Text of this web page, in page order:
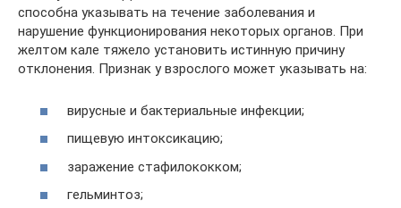
способна указывать на течение заболевания и
нарушение функционирования некоторых органов. При
желтом кале тяжело установить истинную причину
отклонения. Признак у взрослого может указывать на:
вирусные и бактериальные инфекции;
пищевую интоксикацию;
заражение стафилококком;
гельминтоз;